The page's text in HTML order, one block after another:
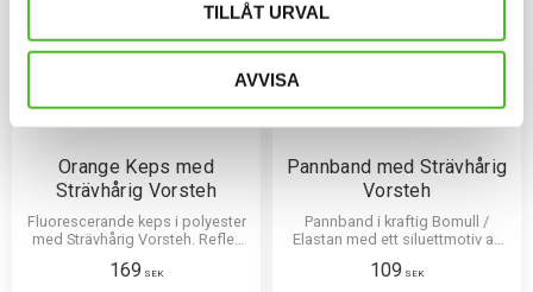
TILLÅT URVAL
AVVISA
Orange Keps med
Strävhårig Vorsteh
Fluorescerande keps i polyester
med Strävhårig Vorsteh. Reflex
169 SEK
Pannband med Strävhårig
Vorsteh
Pannband i kraftig Bomull /
Elastan med ett siluettmotiv av
109 SEK